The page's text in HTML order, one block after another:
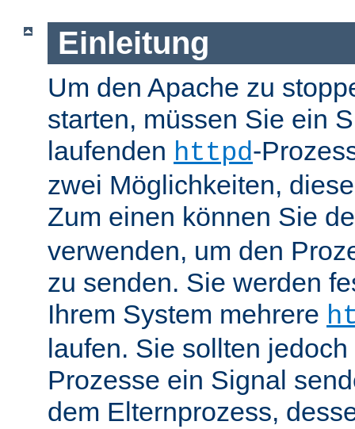
Einleitung
Um den Apache zu
starten, müssen Sie ein
laufenden httpd-
zwei Möglichkeiten,
Zum einen können Sie
verwenden, um den
zu senden. Sie werden
Ihrem System mehrere
laufen. Sie sollten
Prozesse ein Signal
dem Elternprozess,